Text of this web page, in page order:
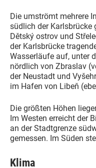
Die umströmt mehrere
südlich der Karlsbrücke
Dětský ostrov und
der Karlsbrücke
Wasserläufe auf, unter
nördlich von Zbraslav
der Neustadt und
im Hafen von Libeň
Die größten Höhen
Im Westen erreicht der
an der Stadtgrenze
gemessen. Im Süden
Klima